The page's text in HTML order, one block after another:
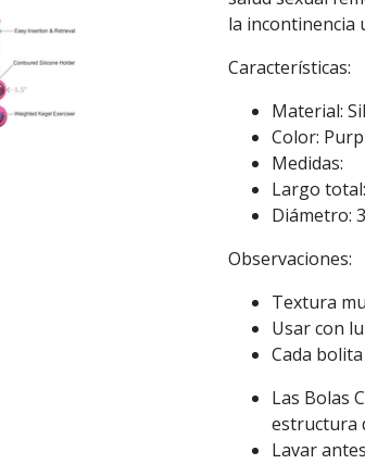
la incontinencia
Características:
Material:
Color:
Medidas:
Largo
Diámetro:
Observaciones:
Textura
Usar con
Cada
Las Bolas
estructura
Lavar